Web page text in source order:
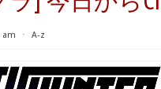
am ⋅ A-z